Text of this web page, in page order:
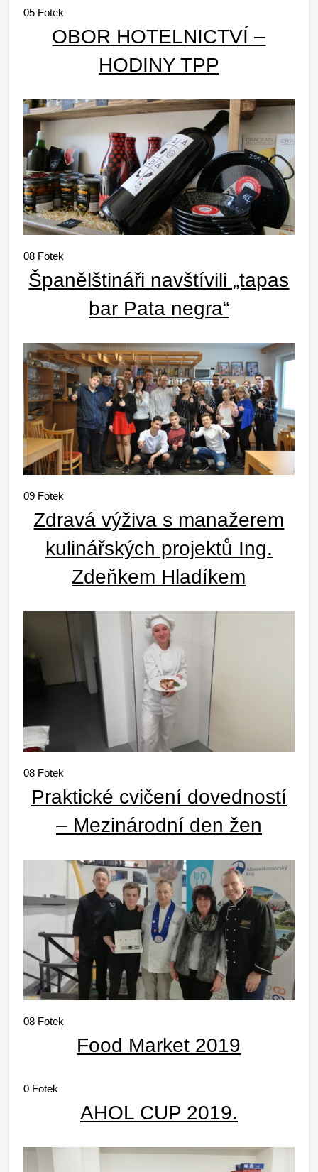
05 Fotek
OBOR HOTELNICTVÍ –
HODINY TPP
08 Fotek
Španělštináři navštívili „tapas
bar Pata negra“
09 Fotek
Zdravá výživa s manažerem
kulinářských projektů Ing.
Zdeňkem Hladíkem
08 Fotek
Praktické cvičení dovedností
– Mezinárodní den žen
08 Fotek
Food Market 2019
0 Fotek
AHOL CUP 2019.